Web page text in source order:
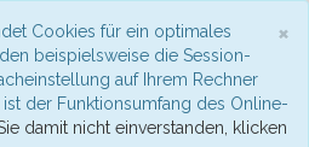
×
Cookies für ein optimales
beispielsweise die Session-
auf Ihrem Rechner
der Funktionsumfang des Online-
damit nicht einverstanden, klicken